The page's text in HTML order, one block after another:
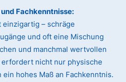
Fachkenntnisse:
– schräge
und oft eine Mischung
und manchmal wertvollen
erfordert nicht nur physische
hohes Maß an Fachkenntnis.